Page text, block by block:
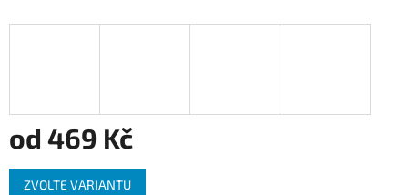
od 469 Kč
Měrná
cena:
ZVOLTE VARIANTU